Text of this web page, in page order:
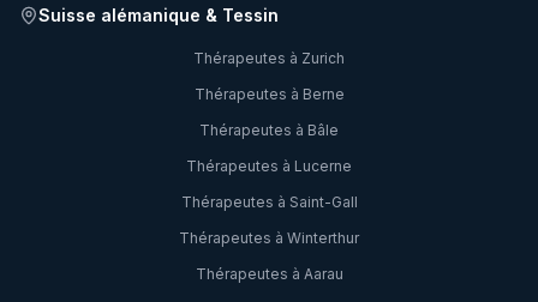
Suisse alémanique & Tessin
Thérapeutes à Zurich
Thérapeutes à Berne
Thérapeutes à Bâle
Thérapeutes à Lucerne
Thérapeutes à Saint-Gall
Thérapeutes à Winterthur
Thérapeutes à Aarau